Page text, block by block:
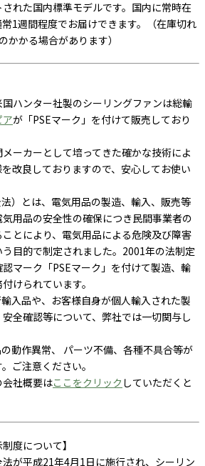
れた国内標準モデルです。国内に常時在
1週間程度でお届けできます。（在庫切れ
かかる場合があります）
ハンター社製のシーリングファンは総輸
が「PSEマーク」を付けて販売しており
ーカーとして培ってきた確かな技術によ
改良しておりますので、安心してお使い
）とは、電気用品の製造、輸入、販売等
用品の安全性の確保につき民間事業者の
とにより、電気用品による危険及び障害
目的で制定されました。2001年の法制定
マーク「PSEマーク」を付けて製造、輸
けられています。
入品や、お客様自身が個人輸入された製
全確認等について、弊社では一切関与し
動作異常、 パーツ不備、各種不具合等が
ご注意ください。
社概要はここをクリック していただくと
度について】
が平成21年4月1日に施行され、シーリン